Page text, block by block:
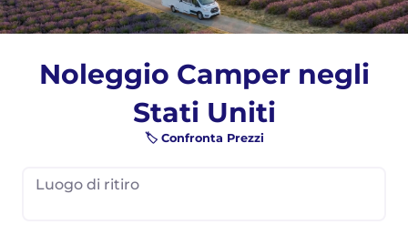
Noleggio Camper negli
Stati Uniti
🏷️ Confronta Prezzi
Luogo di ritiro